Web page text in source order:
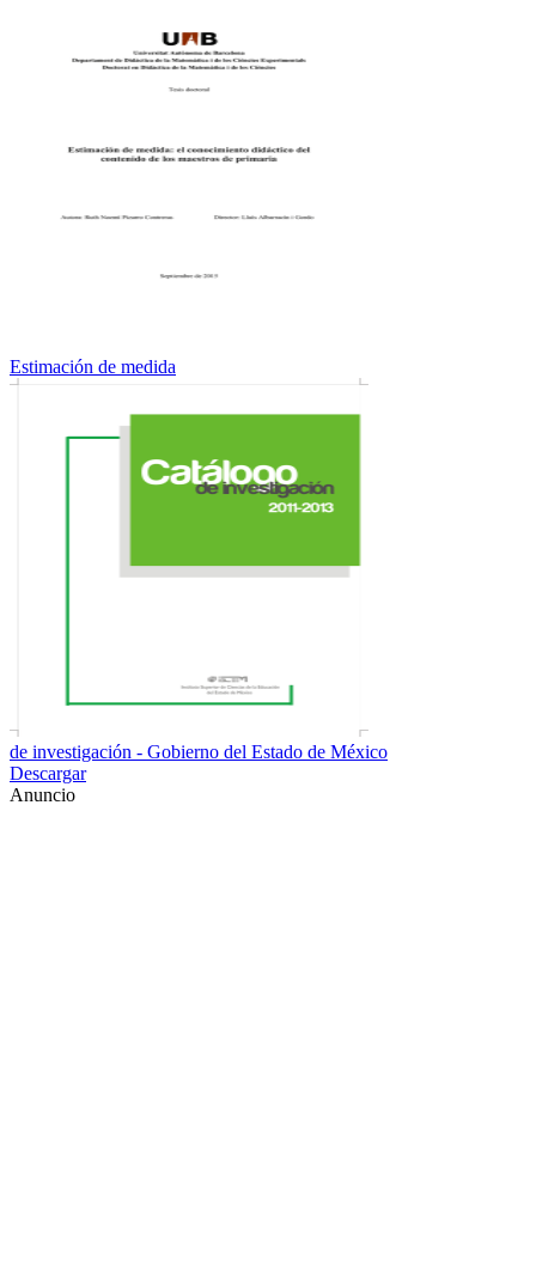
Estimación de medida
de investigación - Gobierno del Estado de México
Descargar
Anuncio